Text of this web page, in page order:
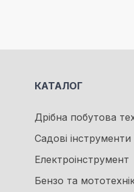
КАТАЛОГ
Дрібна побутова
Садові інструменти
Електроінструмент
Бензо та